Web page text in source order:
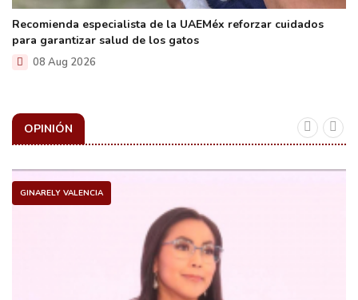
Recomienda especialista de la UAEMéx reforzar cuidados
para garantizar salud de los gatos
08 Aug 2026
OPINIÓN
GINARELY VALENCIA